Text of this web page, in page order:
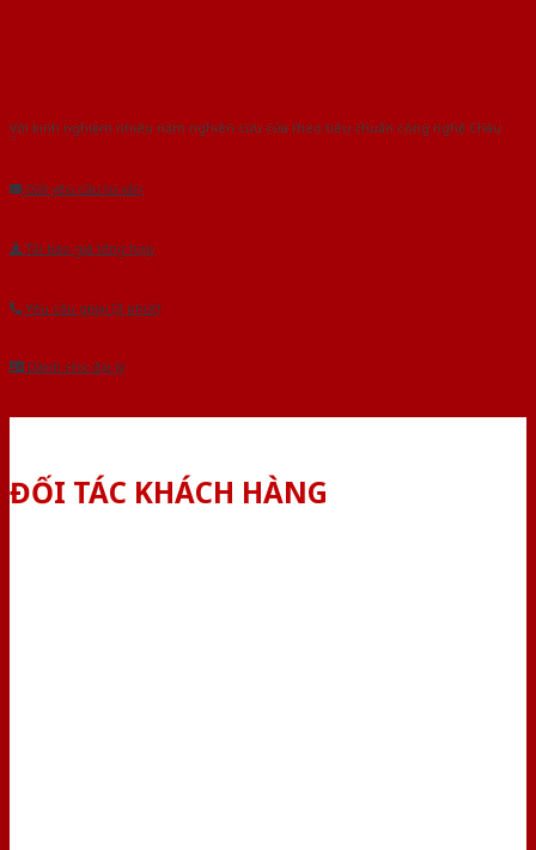
Với kinh nghiệm nhiêu năm nghiên cứu cửa theo tiêu chuẩn công nghệ Châu
Âu.Chúng tôi tự tin là nhà sản xuất & cung cấp hàng đầu tại Việt Nam!
Gửi yêu cầu tư vấn
Tải báo giá tổng hợp
Yêu cầu gọi lại (3 phút)
Dành cho đại lý
ĐỐI TÁC KHÁCH HÀNG